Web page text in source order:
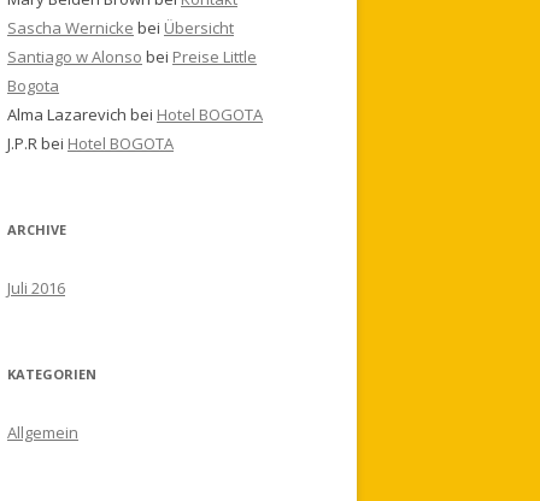
Sascha Wernicke bei Übersicht
Santiago w Alonso bei Preise Little
Bogota
Alma Lazarevich bei Hotel BOGOTA
J.P.Rbei Hotel BOGOTA
ARCHIVE
Juli 2016
KATEGORIEN
Allgemein